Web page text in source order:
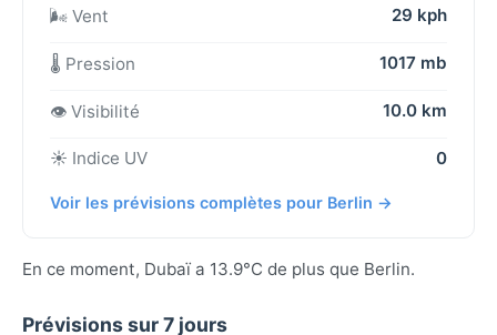
🌬️ Vent
29 kph
🌡️ Pression 1017 mb
👁️ Visibilité 10.0 km
☀️ Indice UV 0
Voir les prévisions complètes pour Berlin →
En ce moment, Dubaï a 13.9°C de plus que Berlin.
Prévisions sur 7 jours